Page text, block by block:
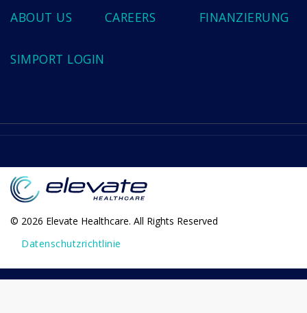
ABOUT US CAREERS FINANZIERUNG
SIMPORT LOGIN
© 2026 Elevate Healthcare. All Rights Reserved
Datenschutzrichtlinie